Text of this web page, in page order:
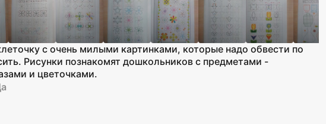
с очень милыми картинками, которые надо обвести по
Рисунки познакомят дошкольников с предметами -
и цветочками.